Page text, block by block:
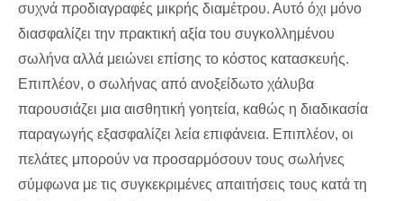
συχνά προδιαγραφές μικρής διαμέτρου. Αυτό όχι μόνο
διασφαλίζει την πρακτική αξία του συγκολλημένου
σωλήνα αλλά μειώνει επίσης το κόστος κατασκευής.
Επιπλέον, ο σωλήνας από ανοξείδωτο χάλυβα
παρουσιάζει μια αισθητική γοητεία, καθώς η διαδικασία
παραγωγής εξασφαλίζει λεία επιφάνεια. Επιπλέον, οι
πελάτες μπορούν να προσαρμόσουν τους σωλήνες
σύμφωνα με τις συγκεκριμένες απαιτήσεις τους κατά τη